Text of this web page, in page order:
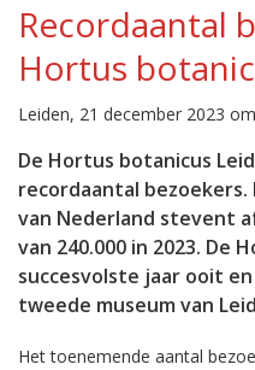
Recordaantal
Hortus
Leiden, 21 december 2023
De Hortus botanicus
recordaantal
van Nederland stevent
van 240.000 in 2023.
succesvolste jaar ooit
tweede museum van
Het toenemende aantal